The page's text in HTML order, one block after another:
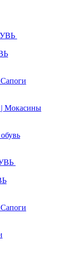
| Мокасины